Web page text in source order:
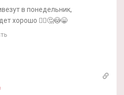
в понедельник,
хорошо 🤦‍♀️🤔😳😁